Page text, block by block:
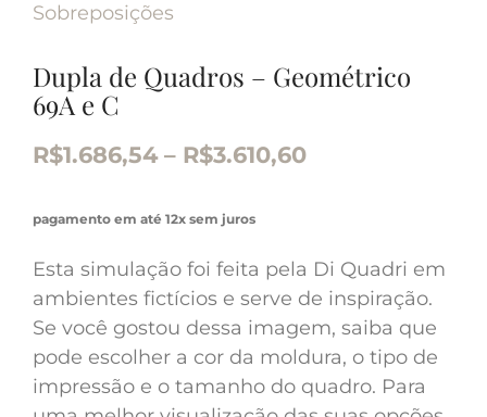
Sobreposições
Dupla de Quadros – Geométrico
69A e C
R$1.686,54 – R$3.610,60
pagamento em até 12x sem juros
Esta simulação foi feita pela Di Quadri em
ambientes fictícios e serve de inspiração.
Se você gostou dessa imagem, saiba que
pode escolher a cor da moldura, o tipo de
impressão e o tamanho do quadro. Para